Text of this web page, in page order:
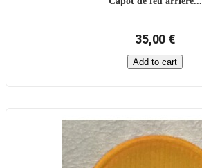
35,00 €
Add to cart